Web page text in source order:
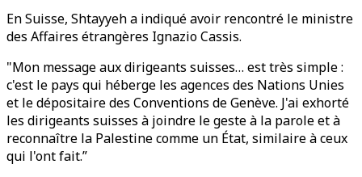
En Suisse, Shtayyeh a indiqué avoir rencontré le ministre
des Affaires étrangères Ignazio Cassis.
"Mon message aux dirigeants suisses… est très simple :
c'est le pays qui héberge les agences des Nations Unies
et le dépositaire des Conventions de Genève. J'ai exhorté
les dirigeants suisses à joindre le geste à la parole et à
reconnaître la Palestine comme un État, similaire à ceux
qui l'ont fait.”